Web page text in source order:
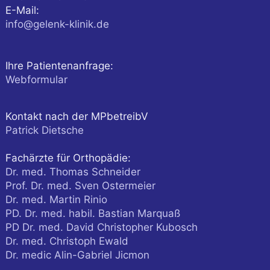
E-Mail:
info@gelenk-klinik.de
Ihre Patientenanfrage:
Webformular
Kontakt nach der MPbetreibV
Patrick Dietsche
Fachärzte für Orthopädie:
Dr. med. Thomas Schneider
Prof. Dr. med. Sven Ostermeier
Dr. med. Martin Rinio
PD. Dr. med. habil. Bastian Marquaß
PD Dr. med. David Christopher Kubosch
Dr. med. Christoph Ewald
Dr. medic Alin-Gabriel Jicmon